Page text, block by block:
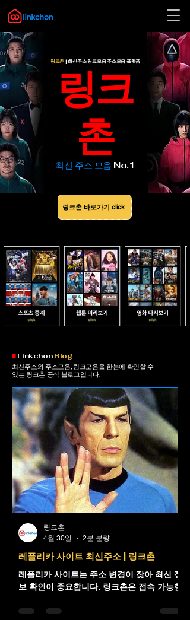
​링크
촌
​최신 주소 모음 No.1
링크촌 바로가기 click
링크촌 | 최신주소 링크모음 주소모음 플랫폼
​■ LinkchonBlog
최신주소와 주소모음, 링크모음을 한눈에 확인할 수
있는 링크촌 공식 블로그입니다.
레플리카 사이트 최신주소 | 링크촌
레플리카 사이트는 주소 변경이 잦아 최신 정
보 확인이 중요합니다. 링크촌은 접속 가능한
레플리카 사이트 최신주소를 한곳에 정리해
제공하는 주소모음 플랫폼으로, 불필요한 검
링크촌
4월 30일
2분 분량